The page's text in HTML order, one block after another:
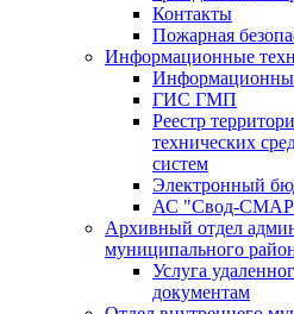
Контакты
Пожарная
Информационные
ГИС ГМП
Реестр
технических
систем
Электронный
АС "Свод-
Архивный отдел
муниципального
Услуга
документам